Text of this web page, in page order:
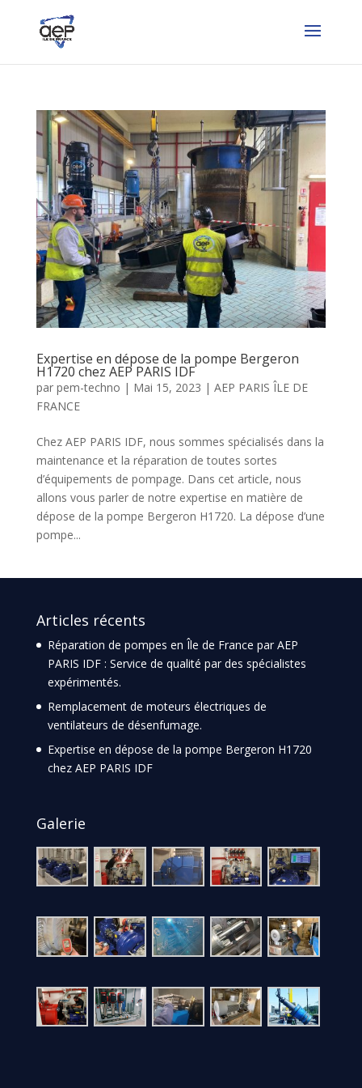
Expertise en dépose de la pompe Bergeron
H1720 chez AEP PARIS IDF
par pem-techno | Mai 15, 2023 | AEP PARIS ÎLE DE
FRANCE
Chez AEP PARIS IDF, nous sommes spécialisés dans la
maintenance et la réparation de toutes sortes
d’équipements de pompage. Dans cet article, nous
allons vous parler de notre expertise en matière de
dépose de la pompe Bergeron H1720. La dépose d’une
pompe...
Articles récents
Réparation de pompes en Île de France par AEP
PARIS IDF : Service de qualité par des spécialistes
expérimentés.
Remplacement de moteurs électriques de
ventilateurs de désenfumage.
Expertise en dépose de la pompe Bergeron H1720
chez AEP PARIS IDF
Galerie